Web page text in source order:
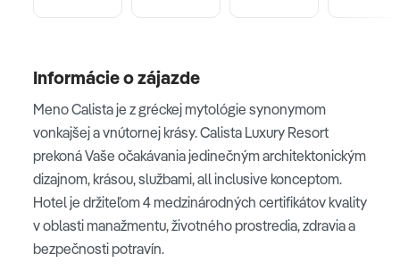
Informácie o zájazde
Meno Calista je z gréckej mytológie synonymom
vonkajšej a vnútornej krásy. Calista Luxury Resort
prekoná Vaše očakávania jedinečným architektonickým
dizajnom, krásou, službami, all inclusive konceptom.
Hotel je držiteľom 4 medzinárodných certifikátov kvality
v oblasti manažmentu, životného prostredia, zdravia a
bezpečnosti potravín.